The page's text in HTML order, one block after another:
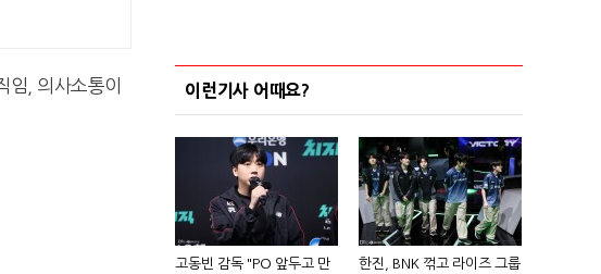
, 의사소통이
이런기사 어때요?
고동빈 감독 "PO 앞두고 만 한진, BNK 꺾고 라이즈 그룹